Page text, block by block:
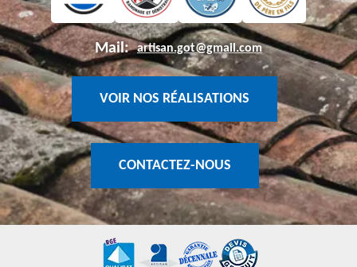
Mail: artisan.got@gmail.com
VOIR NOS RÉALISATIONS
CONTACTEZ-NOUS